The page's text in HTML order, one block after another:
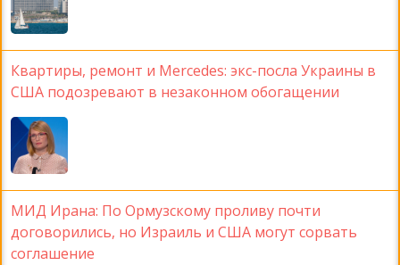
Квартиры, ремонт и Mercedes: экс-посла Украины в
США подозревают в незаконном обогащении
МИД Ирана: По Ормузскому проливу почти
договорились, но Израиль и США могут сорвать
соглашение